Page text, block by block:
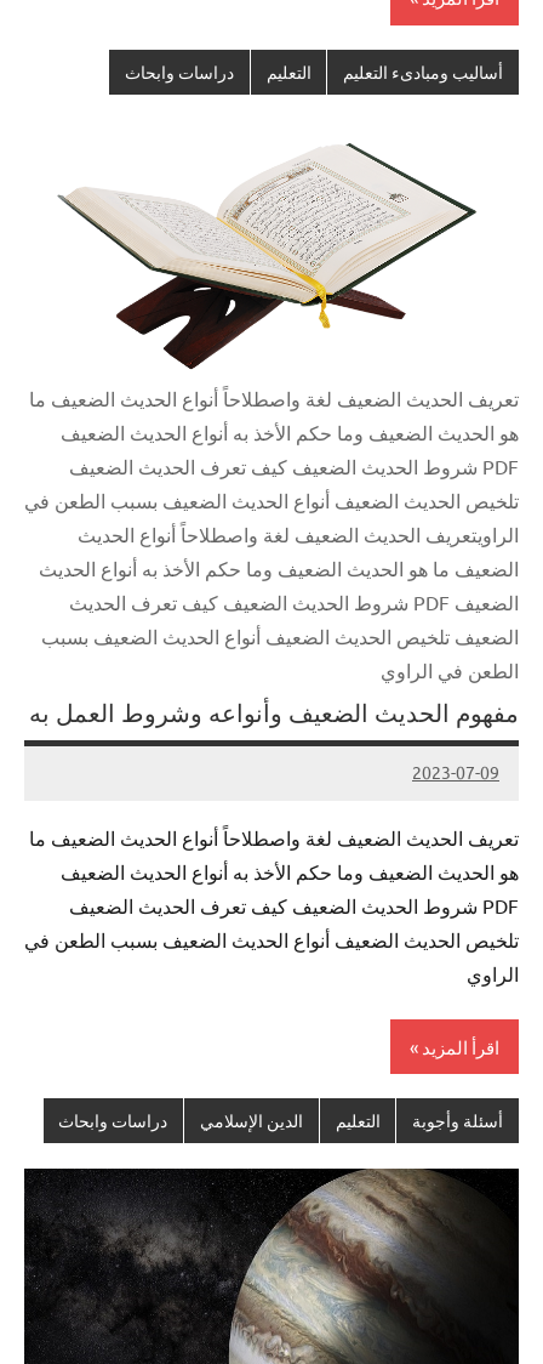
أساليب ومبادىء التعليم التعليم دراسات وابحاث
تعريف الحديث الضعيف لغة واصطلاحاً أنواع الحديث الضعيف ما
هو الحديث الضعيف وما حكم الأخذ به أنواع الحديث الضعيف
PDF شروط الحديث الضعيف كيف تعرف الحديث الضعيف
تلخيص الحديث الضعيف أنواع الحديث الضعيف بسبب الطعن في
الراويتعريف الحديث الضعيف لغة واصطلاحاً أنواع الحديث
الضعيف ما هو الحديث الضعيف وما حكم الأخذ به أنواع الحديث
الضعيف PDF شروط الحديث الضعيف كيف تعرف الحديث
الضعيف تلخيص الحديث الضعيف أنواع الحديث الضعيف بسبب
الطعن في الراوي
مفهوم الحديث الضعيف وأنواعه وشروط العمل به
2023-07-09
Admin
تعريف الحديث الضعيف لغة واصطلاحاً أنواع الحديث الضعيف ما
هو الحديث الضعيف وما حكم الأخذ به أنواع الحديث الضعيف
PDF شروط الحديث الضعيف كيف تعرف الحديث الضعيف
تلخيص الحديث الضعيف أنواع الحديث الضعيف بسبب الطعن في
الراوي
اقرأ المزيد
أسئلة وأجوبة التعليم الدين الإسلامي دراسات وابحاث